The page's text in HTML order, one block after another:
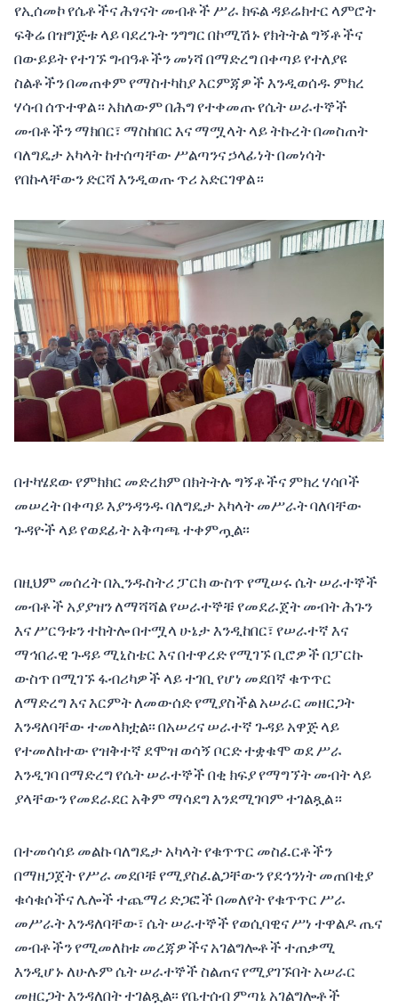
የኢሰመኮ የሴቶችና ሕፃናት መብቶች ሥራ ክፍል ዳይሬክተር ላምሮት
ፍቅሬ በዝግጅቱ ላይ ባደረጉት ንግግር በኮሚሽኑ የክትትል ግኝቶችና
በውይይት የተገኙ ግብዓቶችን መነሻ በማድረግ በቀጣይ የተለያዩ
ስልቶችን በመጠቀም የማስተካከያ እርምጃዎች እንዲወሰዱ ምክረ
ሃሳብ ሰጥተዋል። አክለውም በሕግ የተቀመጡ የሴት ሠራተኞች
መብቶችን ማክበር፣ ማስከበር እና ማሟላት ላይ ትኩረት በመስጠት
ባለግዴታ አካላት ከተሰጣቸው ሥልጣንና ኃላፊነት በመነሳት
የበኩላቸውን ድርሻ እንዲወጡ ጥሪ አድርገዋል።
በተካሄደው የምክክር መድረክም በክትትሉ ግኝቶችና ምክረ ሃሳቦች
መሠረት በቀጣይ እያንዳንዱ ባለግዴታ አካላት መሥራት ባለባቸው
ጉዳዮች ላይ የወደፊት አቅጣጫ ተቀምጧል፡፡
በዚህም መሰረት በኢንዱስትሪ ፓርክ ውስጥ የሚሠሩ ሴት ሠራተኞች
መብቶች አያያዝን ለማሻሻል የሠራተኞቹ የመደራጀት መብት ሕጉን
እና ሥርዓቱን ተከትሎ በተሟላ ሁኔታ እንዲከበር፣ የሠራተኛ እና
ማኅበራዊ ጉዳይ ሚኒስቴር እና በተዋረድ የሚገኙ ቢሮዎች በፓርኩ
ውስጥ በሚገኙ ፋብሪካዎች ላይ ተገቢ የሆነ መደበኛ ቁጥጥር
ለማድረግ እና እርምት ለመውሰድ የሚያስችል አሠራር መዘርጋት
እንዳለባቸው ተመላክቷል፡፡ በአሠሪና ሠራተኛ ጉዳይ አዋጅ ላይ
የተመለከተው የዝቅተኛ ደሞዝ ወሳኝ ቦርድ ተቋቁሞ ወደ ሥራ
እንዲገባ በማድረግ የሴት ሠራተኞች በቂ ክፍያ የማግኘት መብት ላይ
ያላቸውን የመደራደር አቅም ማሳደግ እንደሚገባም ተገልጿል።
በተመሳሳይ መልኩ ባለግዴታ አካላት የቁጥጥር መስፈርቶችን
በማዘጋጀት የሥራ መደቦቹ የሚያስፈልጋቸውን የደኅንነት መጠበቂያ
ቁሳቁሶችና ሌሎች ተጨማሪ ድጋፎች በመለየት የቁጥጥር ሥራ
መሥራት እንዳለባቸው፣ ሴት ሠራተኞች የወሲባዊና ሥነ ተዋልዶ ጤና
መብቶችን የሚመለከቱ መረጃዎችና አገልግሎቶች ተጠቃሚ
እንዲሆኑ ለሁሉም ሴት ሠራተኞች ስልጠና የሚያገኙበት አሠራር
መዘርጋት እንዳለበት ተገልጿል፡፡ የቤተሰብ ምጣኔ አገልግሎቶች